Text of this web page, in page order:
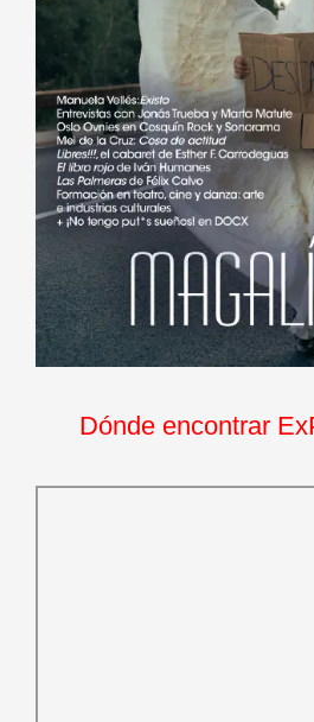
Dónde encontrar